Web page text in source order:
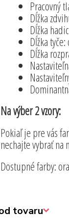
Pracovný
Dĺžka
Dĺžka
Dĺžka
Dĺžka
Na výber 2 vzory:
Pokiaľ je pre vás
nechajte vybrať na
Dostupné farby:
tovaru